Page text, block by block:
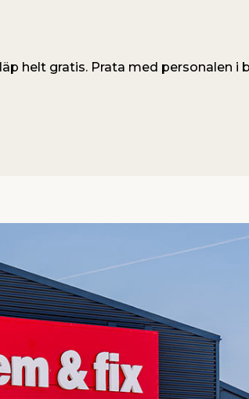
helt gratis. Prata med personalen i